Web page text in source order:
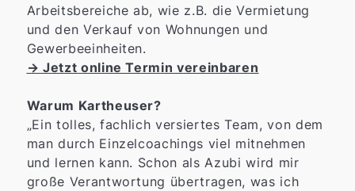
Arbeitsbereiche ab, wie z.B. die Vermietung
und den Verkauf von Wohnungen und
Gewerbeeinheiten.
→ Jetzt online Termin vereinbaren
Warum Kartheuser?
„Ein tolles, fachlich versiertes Team, von dem
man durch Einzelcoachings viel mitnehmen
und lernen kann. Schon als Azubi wird mir
große Verantwortung übertragen, was ich